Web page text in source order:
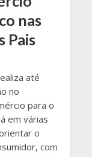
nas
Pais
até
no
para o
em várias
o
com